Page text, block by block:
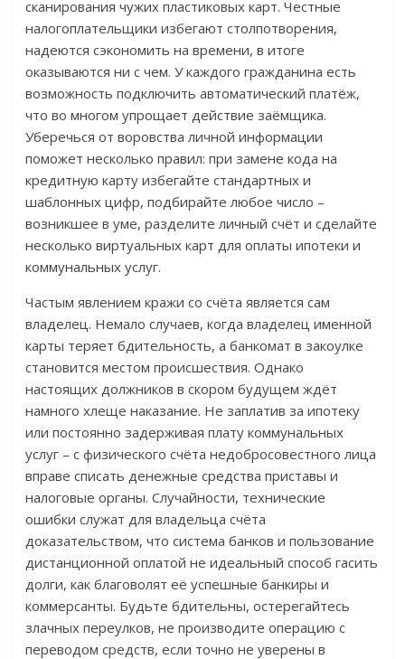
сканирования чужих пластиковых карт. Честные
налогоплательщики избегают столпотворения,
надеются сэкономить на времени, в итоге
оказываются ни с чем. У каждого гражданина есть
возможность подключить автоматический платёж,
что во многом упрощает действие заёмщика.
Уберечься от воровства личной информации
поможет несколько правил: при замене кода на
кредитную карту избегайте стандартных и
шаблонных цифр, подбирайте любое число –
возникшее в уме, разделите личный счёт и сделайте
несколько виртуальных карт для оплаты ипотеки и
коммунальных услуг.
Частым явлением кражи со счёта является сам
владелец. Немало случаев, когда владелец именной
карты теряет бдительность, а банкомат в закоулке
становится местом происшествия. Однако
настоящих должников в скором будущем ждёт
намного хлеще наказание. Не заплатив за ипотеку
или постоянно задерживая плату коммунальных
услуг – с физического счёта недобросовестного лица
вправе списать денежные средства приставы и
налоговые органы. Случайности, технические
ошибки служат для владельца счёта
доказательством, что система банков и пользование
дистанционной оплатой не идеальный способ гасить
долги, как благоволят её успешные банкиры и
коммерсанты. Будьте бдительны, остерегайтесь
злачных переулков, не производите операцию с
переводом средств, если точно не уверены в